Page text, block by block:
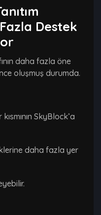
Destek
daha fazla öne
oluşmuş durumda.
SkyBlock’a
daha fazla yer